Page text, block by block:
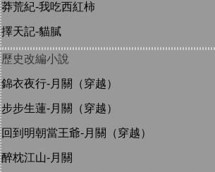
莽荒紀-我吃西紅柿
擇天記-貓膩
歷史改編小說
錦衣夜行-月關（穿越）
步步生蓮-月關（穿越）
回到明朝當王爺-月關（穿越）
醉枕江山-月關